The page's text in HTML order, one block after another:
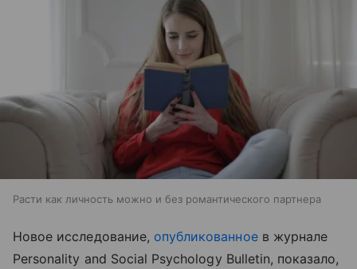
Расти как личность можно и без романтического партнера
Новое исследование, опубликованноев журнале
Personality and Social Psychology Bulletin, показало,